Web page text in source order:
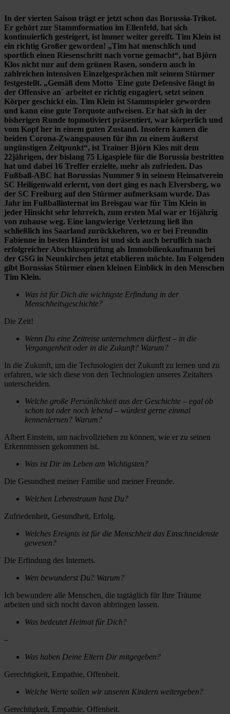
In der vierten Saison trägt er jetzt schon das Borussia-Trikot.
Er gehört zur Stammformation im Ellenfeld, hat sich
kontinuierlich gesteigert, ist immer weiter gereift. Tim Klein ist
ein richtig Großer geworden! „Tim hat menschlich und
sportlich einen Riesenschritt nach vorne gemacht“, hat Björn
Klos nicht nur auf dem grünen Rasen, sondern auch in
zahlreichen intensiven Einzelgesprächen mit seinem Stürmer
festgestellt. „Gemäß dem Motto `Eine gute Defensive fängt in
der Offensive an´ arbeitet er richtig engagiert, setzt seinen
Körper geschickt ein. Tim Klein ist Stammspieler geworden
und kann eine gute Torquote aufweisen. Er hat sich in der
bisherigen Runde topmotiviert präsentiert, war körperlich und
vom Kopf her in einem guten Zustand. Insofern kamen die
beiden Corona-Zwangspausen für ihn zu einem äußerst
ungünstigen Zeitpunkt“, ist Trainer Björn Klos mit dem
22jährigen, der bislang 75 Ligaspiele für die Borussia bestritten
hat und dabei 16 Treffer erzielte, mehr als zufrieden. Das
Fußball-ABC hat Borussias Nummer 9 in seinem Heimatverein
SC Heiligenwald erlernt, von dort ging es nach Elversberg, wo
der SC Freiburg auf den Stürmer aufmerksam wurde. Das
Jahr im Fußballinternat im Breisgau war für Tim Klein in
jeder Hinsicht sehr lehrreich, zum ersten Mal war er 16jährig
von zuhause weg. Eine langwierige Verletzung ließ ihn
schließlich ins Saarland zurückkehren, wo er bei Freundin
Fabienne in besten Händen ist und sich auch beruflich nach
erfolgreicher Abschlussprüfung als Immobilienkaufmann bei
der GSG in Neunkirchen jetzt etablieren möchte. Im Folgenden
gibt Borussias Stürmer einen kleinen Einblick in den Menschen
Tim Klein.
Was ist für Dich die wichtigste Erfindung in der
Menschheitsgeschichte?
Die Zeit!
Wenn Du eine Zeitreise unternehmen dürftest – in die
Vergangenheit oder in die Zukunft? Warum?
In die Zukunft, um die Technologien der Zukunft zu lernen und zu
erfahren, wie sich diese von den Technologien unseres Zeitalters
unterscheiden.
Welche große Persönlichkeit aus der Geschichte – egal ob
schon tot oder noch lebend – würdest gerne einmal
kennenlernen? Warum?
Albert Einstein, um nachvollziehen zu können, wie er zu seinen
Erkenntnissen gekommen ist.
Was ist Dir im Leben am Wichtigsten?
Die Gesundheit meiner Familie und meiner Freunde.
Welchen Lebenstraum hast Du?
Zufriedenheit, Gesundheit, Erfolg.
Welches Ereignis ist für die Menschheit das Einschneidenste
gewesen?
Die Erfindung des Internets.
Wen bewunderst Du? Warum?
Ich bewundere alle Menschen, die tagtäglich für Ihre Träume
arbeiten und sich nocht davon abbringen lassen.
Was bedeutet Heimat für Dich?
–
Was haben Deine Eltern Dir mitgegeben?
Gerechtigkeit, Empathie, Offenheit.
Welche Werte sollen wir unseren Kindern weitergeben?
Gerechtigkeit, Empathie, Offenheit.